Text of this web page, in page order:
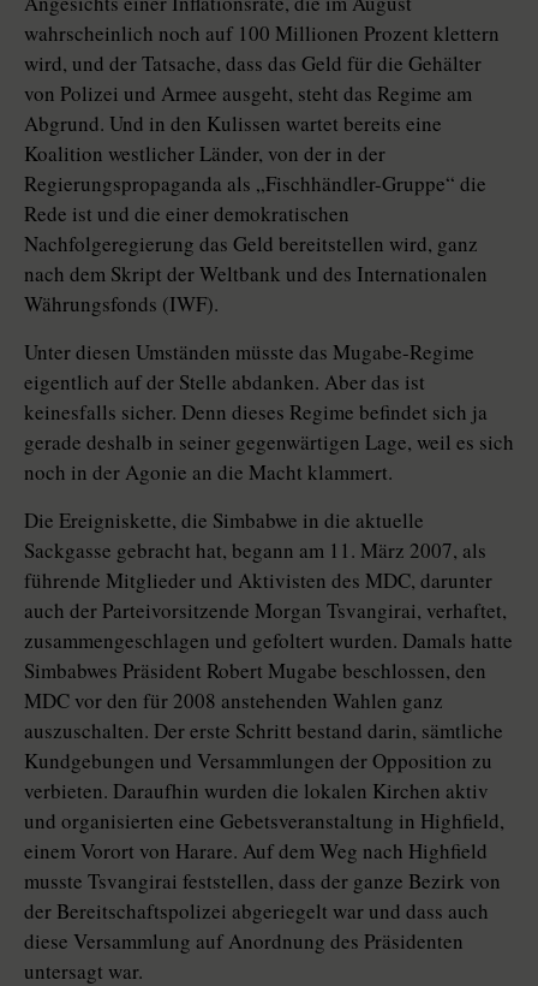
wahrscheinlich noch auf 100 Millionen Prozent klettern
wird, und der Tatsache, dass das Geld für die Gehälter
von Polizei und Armee ausgeht, steht das Regime am
Abgrund. Und in den Kulissen wartet bereits eine
Koalition westlicher Länder, von der in der
Regierungspropaganda als „Fischhändler-Gruppe“ die
Rede ist und die einer demokratischen
Nachfolgeregierung das Geld bereitstellen wird, ganz
nach dem Skript der Weltbank und des Internationalen
Währungsfonds (IWF).
Unter diesen Umständen müsste das Mugabe-Regime
eigentlich auf der Stelle abdanken. Aber das ist
keinesfalls sicher. Denn dieses Regime befindet sich ja
gerade deshalb in seiner gegenwärtigen Lage, weil es sich
noch in der Agonie an die Macht klammert.
Die Ereigniskette, die Simbabwe in die aktuelle
Sackgasse gebracht hat, begann am 11. März 2007, als
führende Mitglieder und Aktivisten des MDC, darunter
auch der Parteivorsitzende Morgan Tsvangirai, verhaftet,
zusammengeschlagen und gefoltert wurden. Damals hatte
Simbabwes Präsident Robert Mugabe beschlossen, den
MDC vor den für 2008 anstehenden Wahlen ganz
auszuschalten. Der erste Schritt bestand darin, sämtliche
Kundgebungen und Versammlungen der Opposition zu
verbieten. Daraufhin wurden die lokalen Kirchen aktiv
und organisierten eine Gebetsveranstaltung in Highfield,
einem Vorort von Harare. Auf dem Weg nach Highfield
musste Tsvangirai feststellen, dass der ganze Bezirk von
der Bereitschaftspolizei abgeriegelt war und dass auch
diese Versammlung auf Anordnung des Präsidenten
untersagt war.